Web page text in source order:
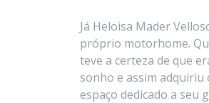
Já Heloisa Mader
próprio motorhome.
teve a certeza de que
sonho e assim adquiriu
espaço dedicado a seu